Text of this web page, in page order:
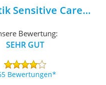
Sensitive Care
Bewertung:
SEHR GUT
Bewertungen